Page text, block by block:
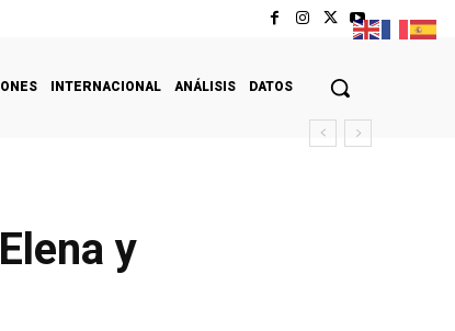
INTERNACIONAL ANÁLISIS DATOS
y